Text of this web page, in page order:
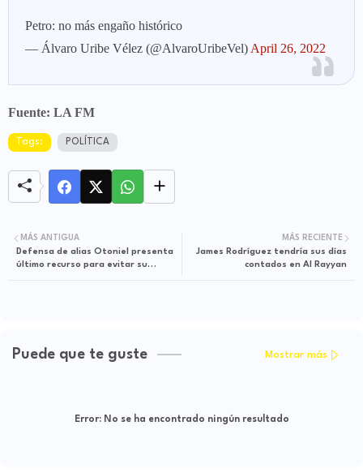
Petro: no más engaño histórico
— Álvaro Uribe Vélez (@AlvaroUribeVel) April 26, 2022
Fuente: LA FM
Tags: POLÍTICA
MÁS RECIENTE
James Rodríguez tendría sus días
contados en Al Rayyan
MÁS ANTIGUA
Defensa de alias Otoniel presenta
último recurso para evitar su
Puede que te guste Mostrar más
Error:No se ha encontrado ningún resultado